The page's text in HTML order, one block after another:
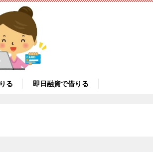
る 即日融資で借りる